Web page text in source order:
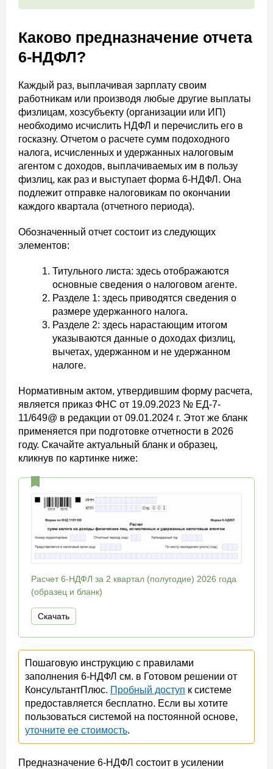
Каково предназначение отчета
6-НДФЛ?
Каждый раз, выплачивая зарплату своим
работникам или производя любые другие выплаты
физлицам, хозсубъекту (организации или ИП)
необходимо исчислить НДФЛ и перечислить его в
госказну. Отчетом о расчете сумм подоходного
налога, исчисленных и удержанных налоговым
агентом с доходов, выплачиваемых им в пользу
физлиц, как раз и выступает форма 6-НДФЛ. Она
подлежит отправке налоговикам по окончании
каждого квартала (отчетного периода).
Обозначенный отчет состоит из следующих
элементов:
Титульного листа: здесь отображаются
основные сведения о налоговом агенте.
Разделе 1: здесь приводятся сведения о
размере удержанного налога.
Разделе 2: здесь нарастающим итогом
указываются данные о доходах физлиц,
вычетах, удержанном и не удержанном
налоге.
Нормативным актом, утвердившим форму расчета,
является приказ ФНС от 19.09.2023 № ЕД-7-
11/649@ в редакции от 09.01.2024 г. Этот же бланк
применяется при подготовке отчетности в 2026
году. Скачайте актуальный бланк и образец,
кликнув по картинке ниже:
Расчет 6-НДФЛ за 2 квартал (полугодие) 2026 года
(образец и бланк)
Скачать
Пошаговую инструкцию с правилами
заполнения 6-НДФЛ см. в Готовом решении от
КонсультантПлюс. Пробный доступ к системе
предоставляется бесплатно. Если вы хотите
пользоваться системой на постоянной основе,
уточните ее стоимость.
Предназначение 6-НДФЛ состоит в усилении